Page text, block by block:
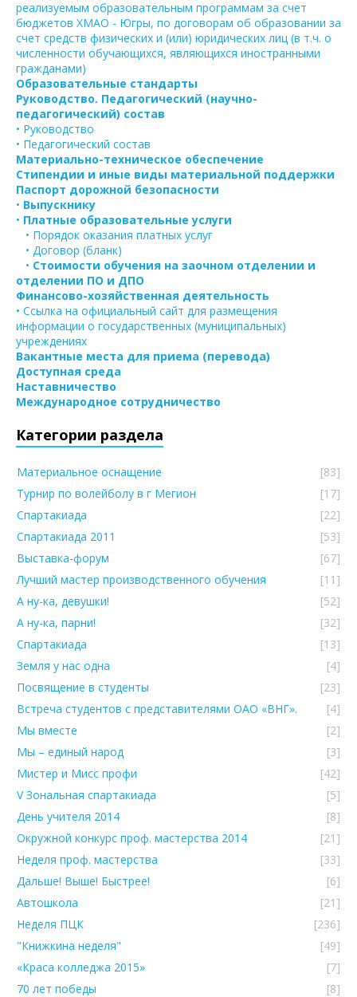
реализуемым образовательным программам за счет
бюджетов ХМАО - Югры, по договорам об образовании за
счет средств физических и (или) юридических лиц (в т.ч. о
численности обучающихся, являющихся иностранными
гражданами)
Образовательные стандарты
Руководство. Педагогический (научно-
педагогический) состав
• Руководство
• Педагогический состав
Материально-техническое обеспечение
Стипендии и иные виды материальной поддержки
Паспорт дорожной безопасности
• Выпускнику
• Платные образовательные услуги
• Порядок оказания платных услуг
• Договор (бланк)
• Стоимости обучения на заочном отделении и
отделении ПО и ДПО
Финансово-хозяйственная деятельность
• Ссылка на официальный сайт для размещения
информации о государственных (муниципальных)
учреждениях
Вакантные места для приема (перевода)
Доступная среда
Наставничество
Международное сотрудничество
Категории раздела
Материальное оснащение
[83]
Турнир по волейболу в г Мегион
[17]
Спартакиада
[22]
Спартакиада 2011
[53]
Выставка-форум
[67]
Лучший мастер производственного обучения
[11]
А ну-ка, девушки!
[52]
А ну-ка, парни!
[32]
Спартакиада
[13]
Земля у нас одна
[4]
Посвящение в студенты
[23]
Встреча студентов с представителями ОАО «ВНГ».
[4]
Мы вместе
[2]
Мы – единый народ
[3]
Мистер и Мисс профи
[42]
V Зональная спартакиада
[5]
День учителя 2014
[8]
Окружной конкурс проф. мастерства 2014
[21]
Неделя проф. мастерства
[33]
Дальше! Выше! Быстрее!
[6]
Автошкола
[21]
Неделя ПЦК
[236]
"Книжкина неделя"
[49]
«Краса колледжа 2015»
[7]
70 лет победы
[8]